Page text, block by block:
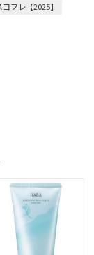
フレ【2025】